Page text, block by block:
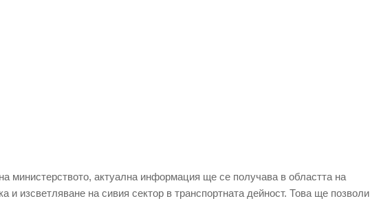
министерството, актуална информация ще се получава в областта на
и изсветляване на сивия сектор в транспортната дейност. Това ще позволи